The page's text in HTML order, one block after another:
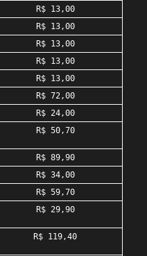
R$ 13,00
R$ 13,00
R$ 13,00
R$ 13,00
R$ 13,00
R$ 72,00
R$ 24,00
R$ 50,70
R$ 89,90
R$ 34,00
R$ 59,70
R$ 29,90
R$ 119,40